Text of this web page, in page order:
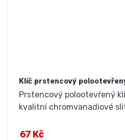
Klíč prstencový
Prstencový polootevřený
kvalitní chromvanadiové
67 Kč